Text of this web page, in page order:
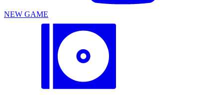
NEW GAME